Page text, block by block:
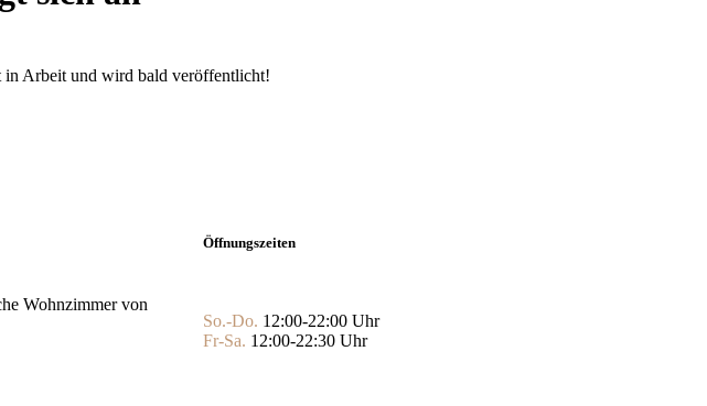
in Arbeit und wird bald veröffentlicht!
Wohnzimmer von
Öffnungszeiten
So.-Do. 12:00-22:00 Uhr
Fr-Sa. 12:00-22:30 Uhr